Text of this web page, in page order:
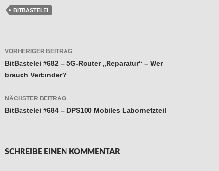
BITBASTELEI
Beitragsnavigation
VORHERIGER BEITRAG
BitBastelei #682 – 5G-Router „Reparatur“ – Wer
brauch Verbinder?
NÄCHSTER BEITRAG
BitBastelei #684 – DPS100 Mobiles Labornetzteil
SCHREIBE EINEN KOMMENTAR